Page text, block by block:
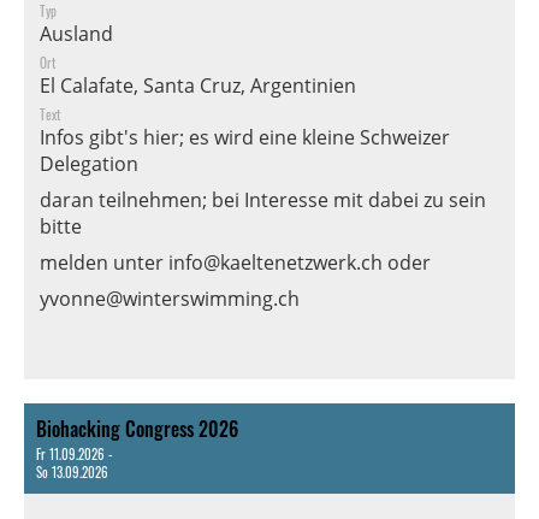
Typ
Ausland
Ort
El Calafate, Santa Cruz, Argentinien
Text
Infos gibt's hier; es wird eine kleine Schweizer
Delegation
daran teilnehmen; bei Interesse mit dabei zu sein
bitte
melden unter info@kaeltenetzwerk.ch oder
yvonne@winterswimming.ch
Biohacking Congress 2026
Fr 11.09.2026 -
So 13.09.2026